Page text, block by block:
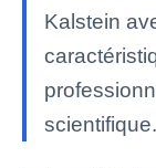
Kalstein
scientifique.